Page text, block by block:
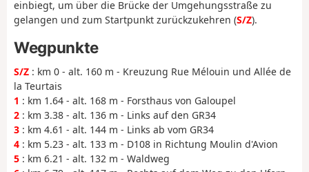
einbiegt, um über die Brücke der Umgehungsstraße zu
gelangen und zum Startpunkt zurückzukehren (S/Z).
Wegpunkte
S/Z : km 0 - alt. 160 m - Kreuzung Rue Mélouin und Allée de
la Teurtais
1 : km 1.64 - alt. 168 m - Forsthaus von Galoupel
2 : km 3.38 - alt. 136 m - Links auf den GR34
3 : km 4.61 - alt. 144 m - Links ab vom GR34
4 : km 5.23 - alt. 133 m - D108 in Richtung Moulin d'Avion
5 : km 6.21 - alt. 132 m - Waldweg